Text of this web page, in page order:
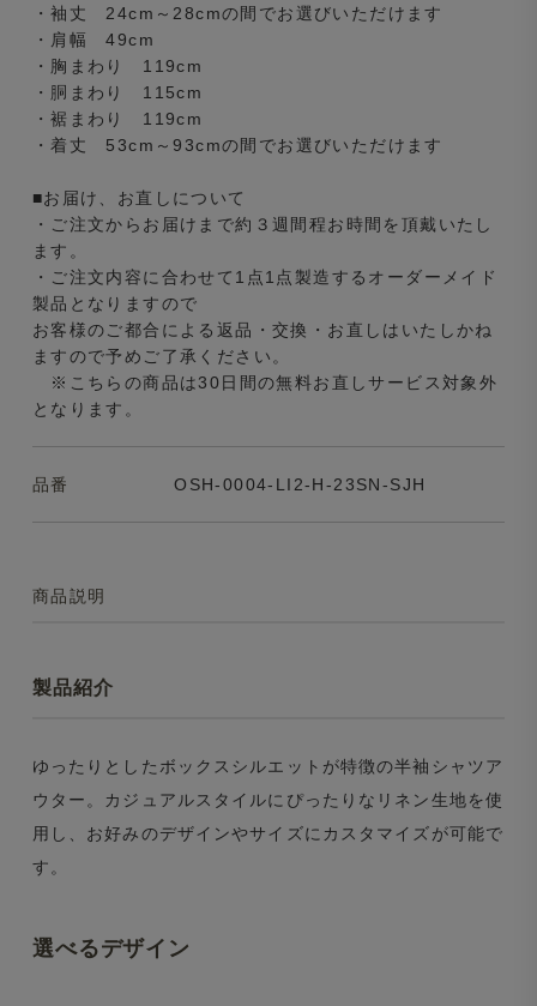
・袖丈 24cm～28cmの間でお選びいただけます
・肩幅 49cm
・胸まわり 119cm
・胴まわり 115cm
・裾まわり 119cm
・着丈 53cm～93cmの間でお選びいただけます
■お届け、お直しについて
・ご注文からお届けまで約３週間程お時間を頂戴いたし
ます。
・ご注文内容に合わせて1点1点製造するオーダーメイド
製品となりますので
お客様のご都合による返品・交換・お直しはいたしかね
ますので予めご了承ください。
※こちらの商品は30日間の無料お直しサービス対象外
となります。
品番 OSH-0004-LI2-H-23SN-SJH
商品説明
製品紹介
ゆったりとしたボックスシルエットが特徴の半袖シャツア
ウター。カジュアルスタイルにぴったりなリネン生地を使
用し、お好みのデザインやサイズにカスタマイズが可能で
す。
選べるデザイン